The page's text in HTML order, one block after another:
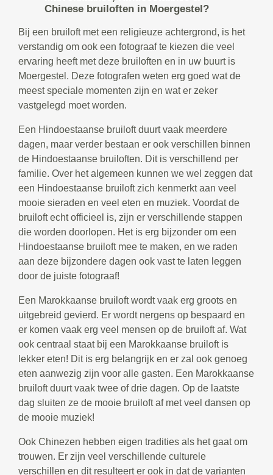
Chinese bruiloften in Moergestel?
Bij een bruiloft met een religieuze achtergrond, is het
verstandig om ook een fotograaf te kiezen die veel
ervaring heeft met deze bruiloften en in uw buurt is
Moergestel. Deze fotografen weten erg goed wat de
meest speciale momenten zijn en wat er zeker
vastgelegd moet worden.
Een Hindoestaanse bruiloft duurt vaak meerdere
dagen, maar verder bestaan er ook verschillen binnen
de Hindoestaanse bruiloften. Dit is verschillend per
familie. Over het algemeen kunnen we wel zeggen dat
een Hindoestaanse bruiloft zich kenmerkt aan veel
mooie sieraden en veel eten en muziek. Voordat de
bruiloft echt officieel is, zijn er verschillende stappen
die worden doorlopen. Het is erg bijzonder om een
Hindoestaanse bruiloft mee te maken, en we raden
aan deze bijzondere dagen ook vast te laten leggen
door de juiste fotograaf!
Een Marokkaanse bruiloft wordt vaak erg groots en
uitgebreid gevierd. Er wordt nergens op bespaard en
er komen vaak erg veel mensen op de bruiloft af. Wat
ook centraal staat bij een Marokkaanse bruiloft is
lekker eten! Dit is erg belangrijk en er zal ook genoeg
eten aanwezig zijn voor alle gasten. Een Marokkaanse
bruiloft duurt vaak twee of drie dagen. Op de laatste
dag sluiten ze de mooie bruiloft af met veel dansen op
de mooie muziek!
Ook Chinezen hebben eigen tradities als het gaat om
trouwen. Er zijn veel verschillende culturele
verschillen en dit resulteert er ook in dat de varianten